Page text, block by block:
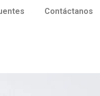
Contáctanos